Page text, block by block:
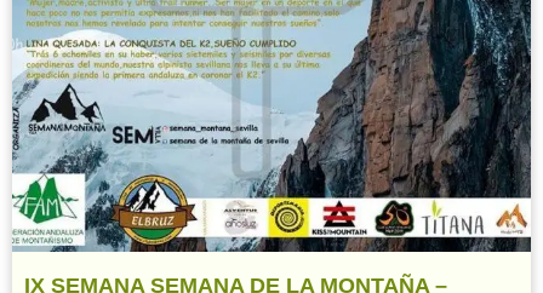
IX SEMANA SEMANA DE LA MONTAÑA –